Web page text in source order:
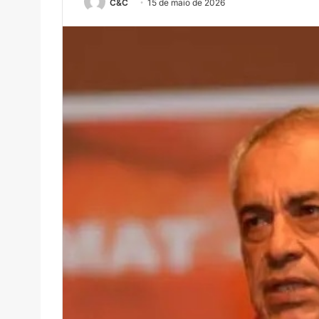
C&C 15 de maio de 2026